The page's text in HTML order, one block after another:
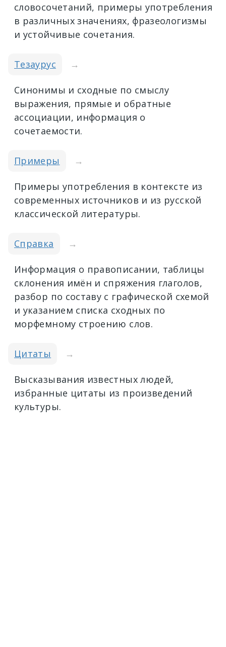
словосочетаний, примеры употребления
в различных значениях, фразеологизмы
и устойчивые сочетания.
Тезаурус →
Синонимы и сходные по смыслу
выражения, прямые и обратные
ассоциации, информация о
сочетаемости.
Примеры →
Примеры употребления в контексте из
современных источников и из русской
классической литературы.
Справка →
Информация о правописании, таблицы
склонения имён и спряжения глаголов,
разбор по составу с графической схемой
и указанием списка сходных по
морфемному строению слов.
Цитаты →
Высказывания известных людей,
избранные цитаты из произведений
культуры.